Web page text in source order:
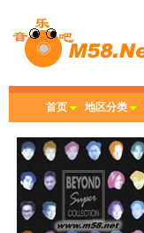
首页 地区分类